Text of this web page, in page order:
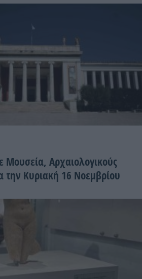
Μουσεία, Αρχαιολογικούς
Κυριακή 16 Νοεμβρίου